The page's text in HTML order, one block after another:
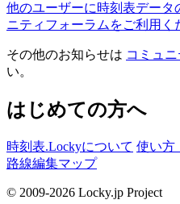
他のユーザーに時刻表データ
ニティフォーラムをご利用く
その他のお知らせは コミュ
い。
はじめての方へ
時刻表.Lockyについて 使い方
路線編集マップ
© 2009-2026 Locky.jp Project